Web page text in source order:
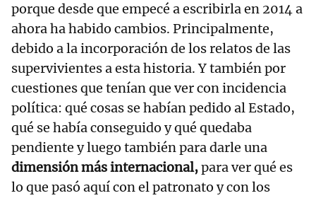
porque desde que empecé a escribirla en 2014 a
ahora ha habido cambios. Principalmente,
debido a la incorporación de los relatos de las
supervivientes a esta historia. Y también por
cuestiones que tenían que ver con incidencia
política: qué cosas se habían pedido al Estado,
qué se había conseguido y qué quedaba
pendiente y luego también para darle una
dimensión más internacional,para ver qué es
lo que pasó aquí con el patronato y con los